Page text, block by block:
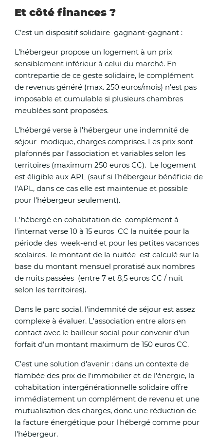
Renforcer la sécurité des lieux de baignade et
population au risque accru de noyade ;
Ajuster les horaires de travail des agents
notamment ceux travaillant à l’extérieur ;
Veiller au respect des arrêtés préfectoraux pris
de la vigilance rouge.
Publics vulnérables – établissements médiaux-
L’agence régionale de santé (ARS) maintient, à la
du préfet, un dialogue continu avec les structures
sociales accueillants notamment des personnes
en situation de handicap, ainsi qu’un suivi au cas
la mise en œuvre des « plans bleus ». Il a été
gestion en cas d’augmentation des sollicitations.
Par ailleurs, il a été demandé aux associations de
sociale de mettre en œuvre les mesures de
vigilance habituellement déployée auprès des
maraudes et l’ouverture de capacités d’accueil
supplémentaires.
Travailleurs du secteur agricole et BTP :
Les employeurs demeurent tenus de mettre en
toutes les mesures nécessaires à la protection de
de la sécurité de leurs salariés, conformément à la
réglementation en vigueur.
Afin de prévenir tout départ de feu et de
Et côté finances ?
C’est un dispositif solidaire gagnant-gagnant :
L’hébergeur propose un logement à un prix
sensiblement inférieur à celui du marché. En
contrepartie de ce geste solidaire, le complément
de revenus généré (max. 250 euros/mois) n’est pas
imposable et cumulable si plusieurs chambres
meublées sont proposées.
L’hébergé verse à l'hébergeur une indemnité de
séjour modique, charges comprises. Les prix sont
plafonnés par l'association et variables selon les
territoires (maximum 250 euros CC). Le logement
est éligible aux APL (sauf si l’hébergeur bénéficie de
l’APL, dans ce cas elle est maintenue et possible
pour l'hébergeur seulement).
L'hébergé en cohabitation de complément à
l'internat verse 10 à 15 euros CC la nuitée pour la
période des week-end et pour les petites vacances
scolaires, le montant de la nuitée est calculé sur la
base du montant mensuel proratisé aux nombres
de nuits passées (entre 7 et 8,5 euros CC / nuit
selon les territoires).
Dans le parc social, l'indemnité de séjour est assez
complexe à évaluer. L'association entre alors en
contact avec le bailleur social pour convenir d'un
forfait d'un montant maximum de 150 euros CC.
C'est une solution d'avenir : dans un contexte de
flambée des prix de l'immobilier et de l'énergie, la
cohabitation intergénérationnelle solidaire offre
immédiatement un complément de revenu et une
mutualisation des charges, donc une réduction de
la facture énergétique pour l'hébergé comme pour
l'hébergeur.